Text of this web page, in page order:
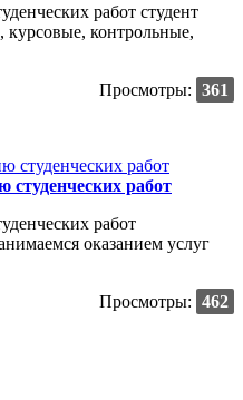
работ студент
контрольные,
Просмотры: 361
студенческих работ
работ
оказанием услуг
Просмотры: 462